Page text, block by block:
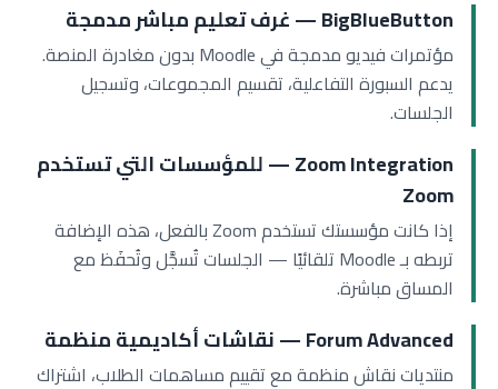
BigBlueButton — غرف تعليم مباشر مدمجة
مؤتمرات فيديو مدمجة في Moodle بدون مغادرة المنصة.
يدعم السبورة التفاعلية، تقسيم المجموعات، وتسجيل
الجلسات.
Zoom Integration — للمؤسسات التي تستخدم
Zoom
إذا كانت مؤسستك تستخدم Zoom بالفعل، هذه الإضافة
تربطه بـ Moodle تلقائيًا — الجلسات تُسجَّل وتُحفَظ مع
المساق مباشرة.
Forum Advanced — نقاشات أكاديمية منظمة
منتديات نقاش منظمة مع تقييم مساهمات الطلاب، اشتراك